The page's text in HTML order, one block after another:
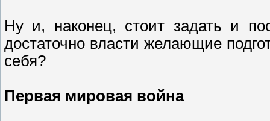
Ну и, наконец, стоит задать и
достаточно власти желающие
себя?
Первая мировая война